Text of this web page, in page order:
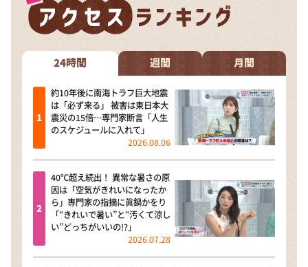
24時間 週間 月間
約10年後に南海トラフ巨大地震
は「必ず来る」 被害は東日本大
震災の15倍…専門家断言「人生
のスケジュールに入れて」
2026.08.06
40℃超え続出！ 異常な暑さの原
因は「空気がきれいになったか
ら」専門家の指摘に眞鍋かをり
「“きれいで暑い”と“汚くて涼し
い”どっちがいいの!?」
2026.07.28